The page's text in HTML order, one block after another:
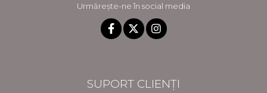
Urmărește-ne în social media
SUPORT CLIENȚI